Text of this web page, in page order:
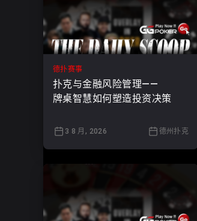
2016年4月21日，世界扑克巡回赛（
Hotel & Casino）举行了WPT塞米诺尔
德扑赛事
扑克与金融风险管理——
牌桌智慧如何塑造投资决策
3 8 月, 2026 德州扑克